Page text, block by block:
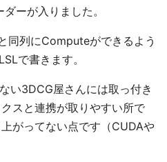
ーが入りました。
同列にComputeができるよう
で書きます。
い3DCG屋さんには取っ付き
スと連携が取りやすい所で
がってない点です（CUDAや